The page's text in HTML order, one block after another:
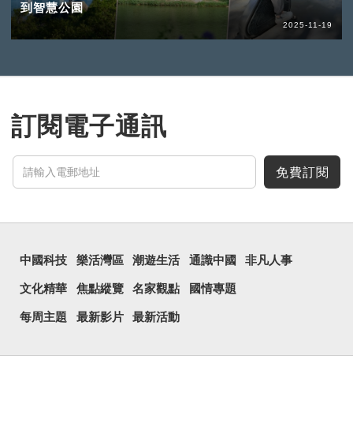
到智慧公園
2025-11-19
訂閱電子通訊
免費訂閱
中國科技 樂活灣區 潮遊生活 通識中國 非凡人事
文化精華 焦點縱覽 名家觀點 國情專題
每周主題 最新影片 最新活動